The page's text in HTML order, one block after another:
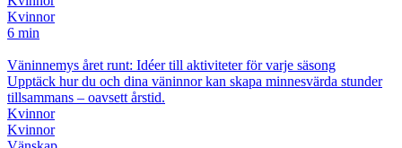
Kvinnor
6 min
Väninnemys året runt: Idéer till aktiviteter för varje säsong
Upptäck hur du och dina väninnor kan skapa minnesvärda stunder
tillsammans – oavsett årstid.
Kvinnor
Kvinnor